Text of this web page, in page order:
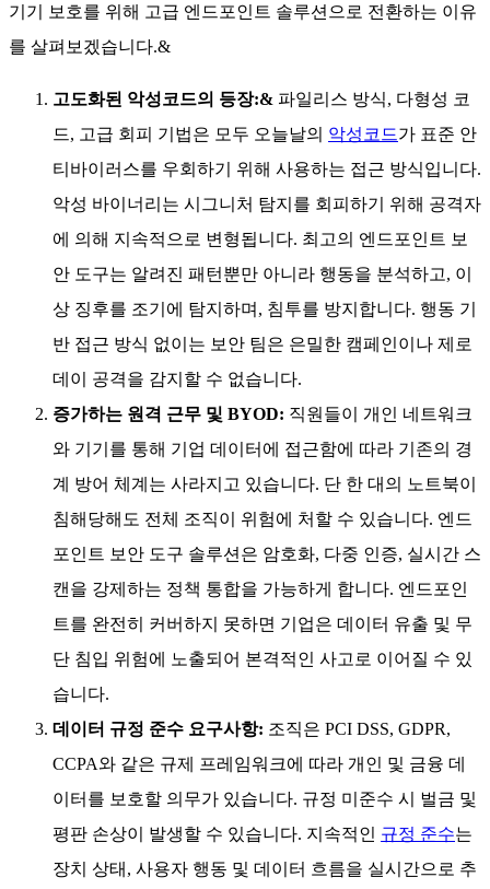
기기 보호를 위해 고급 엔드포인트 솔루션으로 전환하는 이유
를 살펴보겠습니다.&
고도화된 악성코드의 등장:& 파일리스 방식, 다형성 코
드, 고급 회피 기법은 모두 오늘날의 악성코드가 표준 안
티바이러스를 우회하기 위해 사용하는 접근 방식입니다.
악성 바이너리는 시그니처 탐지를 회피하기 위해 공격자
에 의해 지속적으로 변형됩니다. 최고의 엔드포인트 보
안 도구는 알려진 패턴뿐만 아니라 행동을 분석하고, 이
상 징후를 조기에 탐지하며, 침투를 방지합니다. 행동 기
반 접근 방식 없이는 보안 팀은 은밀한 캠페인이나 제로
데이 공격을 감지할 수 없습니다.
증가하는 원격 근무 및 BYOD: 직원들이 개인 네트워크
와 기기를 통해 기업 데이터에 접근함에 따라 기존의 경
계 방어 체계는 사라지고 있습니다. 단 한 대의 노트북이
침해당해도 전체 조직이 위험에 처할 수 있습니다. 엔드
포인트 보안 도구 솔루션은 암호화, 다중 인증, 실시간 스
캔을 강제하는 정책 통합을 가능하게 합니다. 엔드포인
트를 완전히 커버하지 못하면 기업은 데이터 유출 및 무
단 침입 위험에 노출되어 본격적인 사고로 이어질 수 있
습니다.
데이터 규정 준수 요구사항: 조직은 PCI DSS, GDPR,
CCPA와 같은 규제 프레임워크에 따라 개인 및 금융 데
이터를 보호할 의무가 있습니다. 규정 미준수 시 벌금 및
평판 손상이 발생할 수 있습니다. 지속적인 규정 준수는
장치 상태, 사용자 행동 및 데이터 흐름을 실시간으로 추